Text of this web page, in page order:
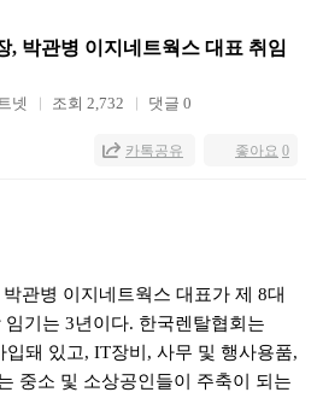
, 박관병 이지네트웍스 대표 취임
넷 조회 2,732 댓글 0
좋아요 0
카톡공유
관병 이지네트웍스 대표가 제 8대
임기는 3년이다. 한국렌탈협회는
입돼 있고, IT장비 , 사무 및 행사용품,
중소 및 소상공인들이 주축이 되는